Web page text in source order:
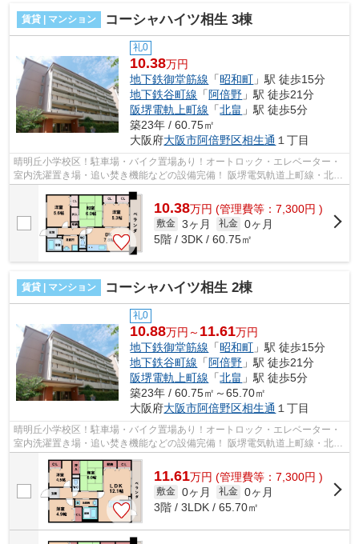
賃貸 | マンション コーシャハイツ相生 3棟
礼0
10.38万円
地下鉄御堂筋線 「昭和町 」駅 徒歩15分
地下鉄谷町線 「 阿倍野 」駅 徒歩21分
阪堺電軌上町線 「北畠 」駅 徒歩5分
築23年 / 60.75㎡
大阪府大阪市阿倍野区相生通 １丁目
晴明丘小学校区！駐車場・バイク置場あり！オートロック・エレベーター・
室内洗濯置き場・追い焚き機能などの設備完備！ 阪堺電気軌道上町線・北畠
駅や大阪メトロ御堂筋線・昭和町駅...
10.38万円 (管理費等：7,300円 )
敷金 3ヶ月 礼金 0ヶ月
5階 / 3DK / 60.75㎡
賃貸 | マンション コーシャハイツ相生 2棟
礼0
10.88万円～ 11.61万円
地下鉄御堂筋線 「昭和町 」駅 徒歩15分
地下鉄谷町線 「 阿倍野 」駅 徒歩21分
阪堺電軌上町線 「北畠 」駅 徒歩5分
築23年 / 60.75㎡～65.70㎡
大阪府大阪市阿倍野区相生通 １丁目
晴明丘小学校区！駐車場・バイク置場あり！オートロック・エレベーター・
室内洗濯置き場・追い焚き機能などの設備完備！ 阪堺電気軌道上町線・北畠
駅や大阪メトロ御堂筋線・昭和町駅...
11.61万円 (管理費等：7,300円 )
敷金 0ヶ月 礼金 0ヶ月
3階 / 3LDK / 65.70㎡